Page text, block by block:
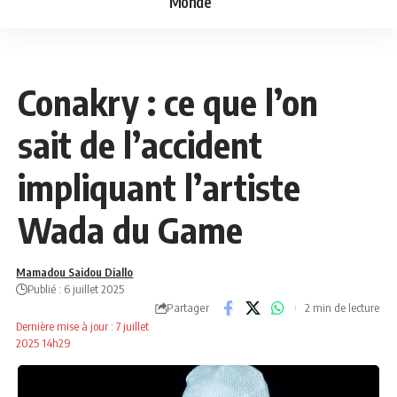
Conakry : ce que l’on
sait de l’accident
impliquant l’artiste
Wada du Game
Dernière mise à jour : 7 juillet
2025 14h29
Mamadou Saidou Diallo
Publié : 6 juillet 2025
Partager
2 min de lecture